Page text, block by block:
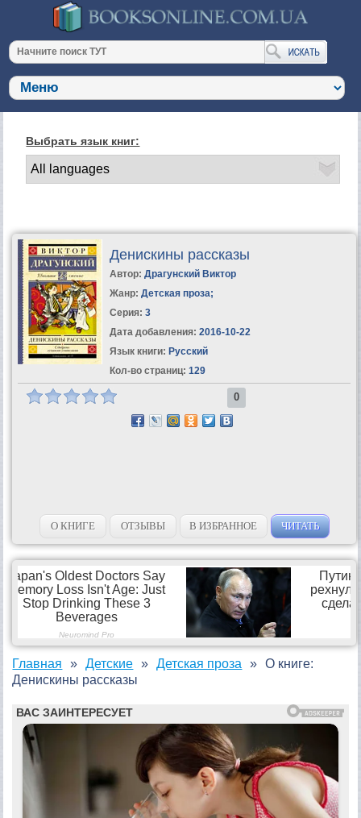
Выбрать язык книг:
Денискины рассказы
Автор: Драгунский Виктор
Жанр: Детская проза;
Серия: 3
Дата добавления: 2016-10-22
Язык книги: Русский
Кол-во страниц: 129
0
О КНИГЕ ОТЗЫВЫ В ИЗБРАННОЕ ЧИТАТЬ
Главная Детские Детская проза
О книге:
Денискины рассказы